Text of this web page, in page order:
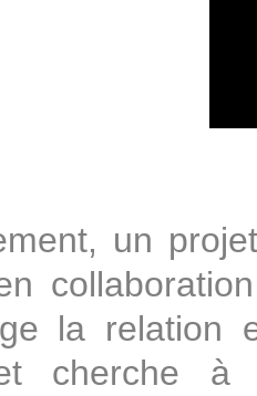
un
la relation
cherche